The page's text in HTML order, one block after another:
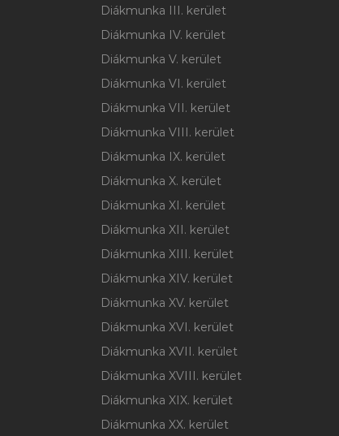
Diákmunka III. kerület
Diákmunka IV. kerület
Diákmunka V. kerület
Diákmunka VI. kerület
Diákmunka VII. kerület
Diákmunka VIII. kerület
Diákmunka IX. kerület
Diákmunka X. kerület
Diákmunka XI. kerület
Diákmunka XII. kerület
Diákmunka XIII. kerület
Diákmunka XIV. kerület
Diákmunka XV. kerület
Diákmunka XVI. kerület
Diákmunka XVII. kerület
Diákmunka XVIII. kerület
Diákmunka XIX. kerület
Diákmunka XX. kerület